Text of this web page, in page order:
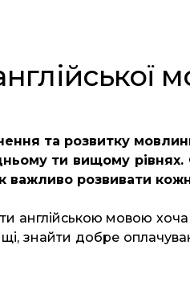
та розвитку
ти вищому
важливо розвивати
англійською мовою
знайти добре